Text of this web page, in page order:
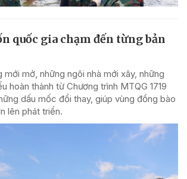
quốc gia chạm đến từng bản
mở, những ngôi nhà mới xây, những
hoàn thành từ Chương trình MTQG 1719
dấu mốc đổi thay, giúp vùng đồng bào
lên phát triển.